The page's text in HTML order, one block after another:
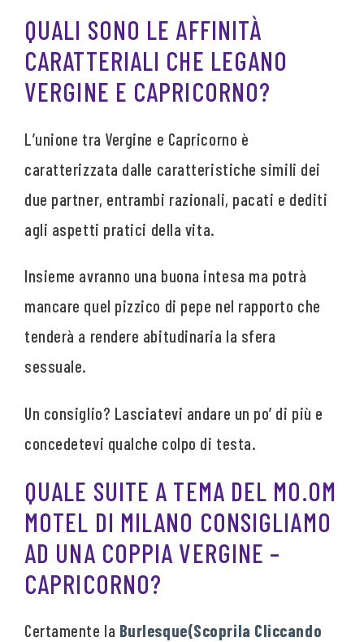
QUALI SONO LE AFFINITÀ
CARATTERIALI CHE LEGANO
VERGINE E CAPRICORNO?
L’unione tra Vergine e Capricorno è
caratterizzata dalle caratteristiche simili dei
due partner, entrambi razionali, pacati e dediti
agli aspetti pratici della vita.
Insieme avranno una buona intesa ma potrà
mancare quel pizzico di pepe nel rapporto che
tenderà a rendere abitudinaria la sfera
sessuale.
Un consiglio? Lasciatevi andare un po’ di più e
concedetevi qualche colpo di testa.
QUALE SUITE A TEMA DEL MO.OM
MOTEL DI MILANO CONSIGLIAMO
AD UNA COPPIA VERGINE –
CAPRICORNO?
Certamente la Burlesque(Scoprila Cliccando